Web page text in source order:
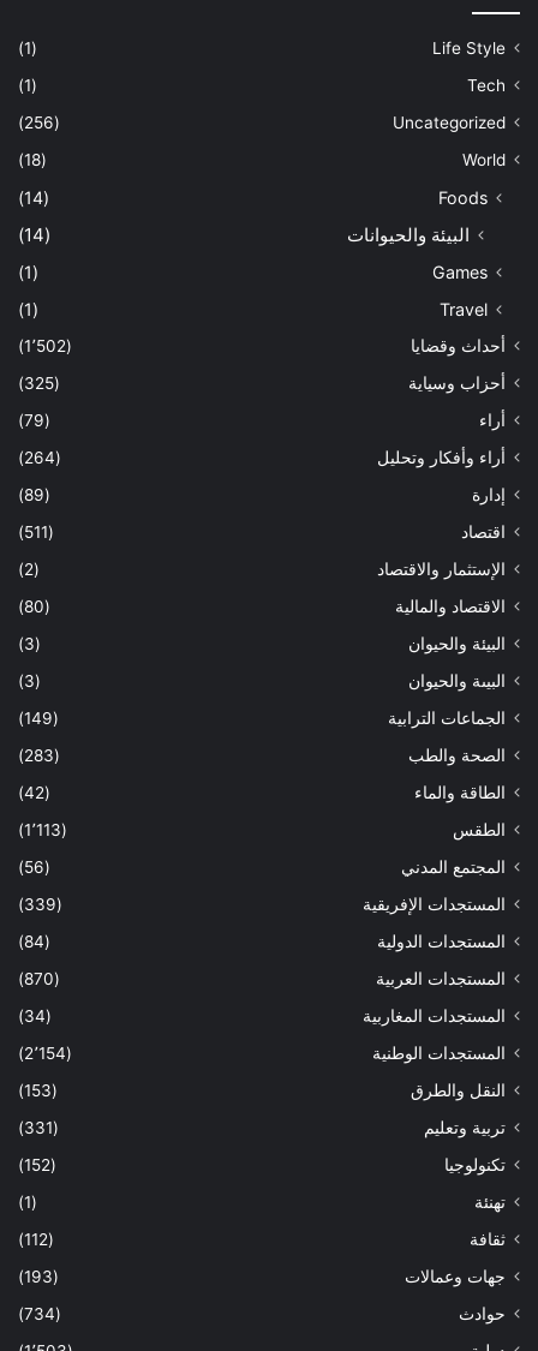
Life Style
(1)
Tech
(1)
Uncategorized
(256)
World
(18)
Foods
(14)
البيئة والحيوانات (14)
Games
(1)
Travel
(1)
أحداث وقضايا
(1٬502)
أحزاب وسياية
(325)
أراء
(79)
أراء وأفكار وتحليل
(264)
إدارة
(89)
اقتصاد
(511)
الإستثمار والاقتصاد
(2)
الاقتصاد والمالية
(80)
البيئة والحيوان
(3)
البيىة والحيوان
(3)
الجماعات الترابية
(149)
الصحة والطب
(283)
الطاقة والماء
(42)
الطقس
(1٬113)
المجتمع المدني
(56)
المستجدات الإفريقية
(339)
المستجدات الدولية
(84)
المستجدات العربية
(870)
المستجدات المغاربية
(34)
المستجدات الوطنية
(2٬154)
النقل والطرق
(153)
تربية وتعليم
(331)
تكنولوجيا
(152)
تهنئة
(1)
ثقافة
(112)
جهات وعمالات
(193)
حوادث
(734)